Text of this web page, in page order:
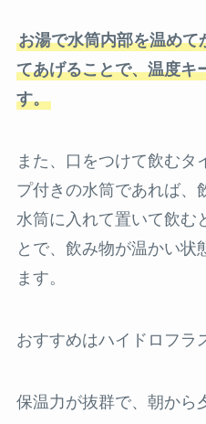
お湯で水筒内部を温めて
てあげることで、温度キ
す。
また、口をつけて飲むタ
プ付きの水筒であれば、
水筒に入れて置いて飲む
とで、飲み物が温かい状
ます。
おすすめはハイドロフラ
保温力が抜群で、朝から